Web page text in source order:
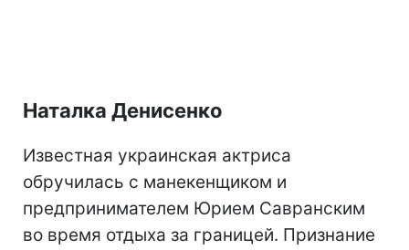
Наталка Денисенко
Известная украинская актриса
обручилась с манекенщиком и
предпринимателем Юрием Савранским
во время отдыха за границей. Признание